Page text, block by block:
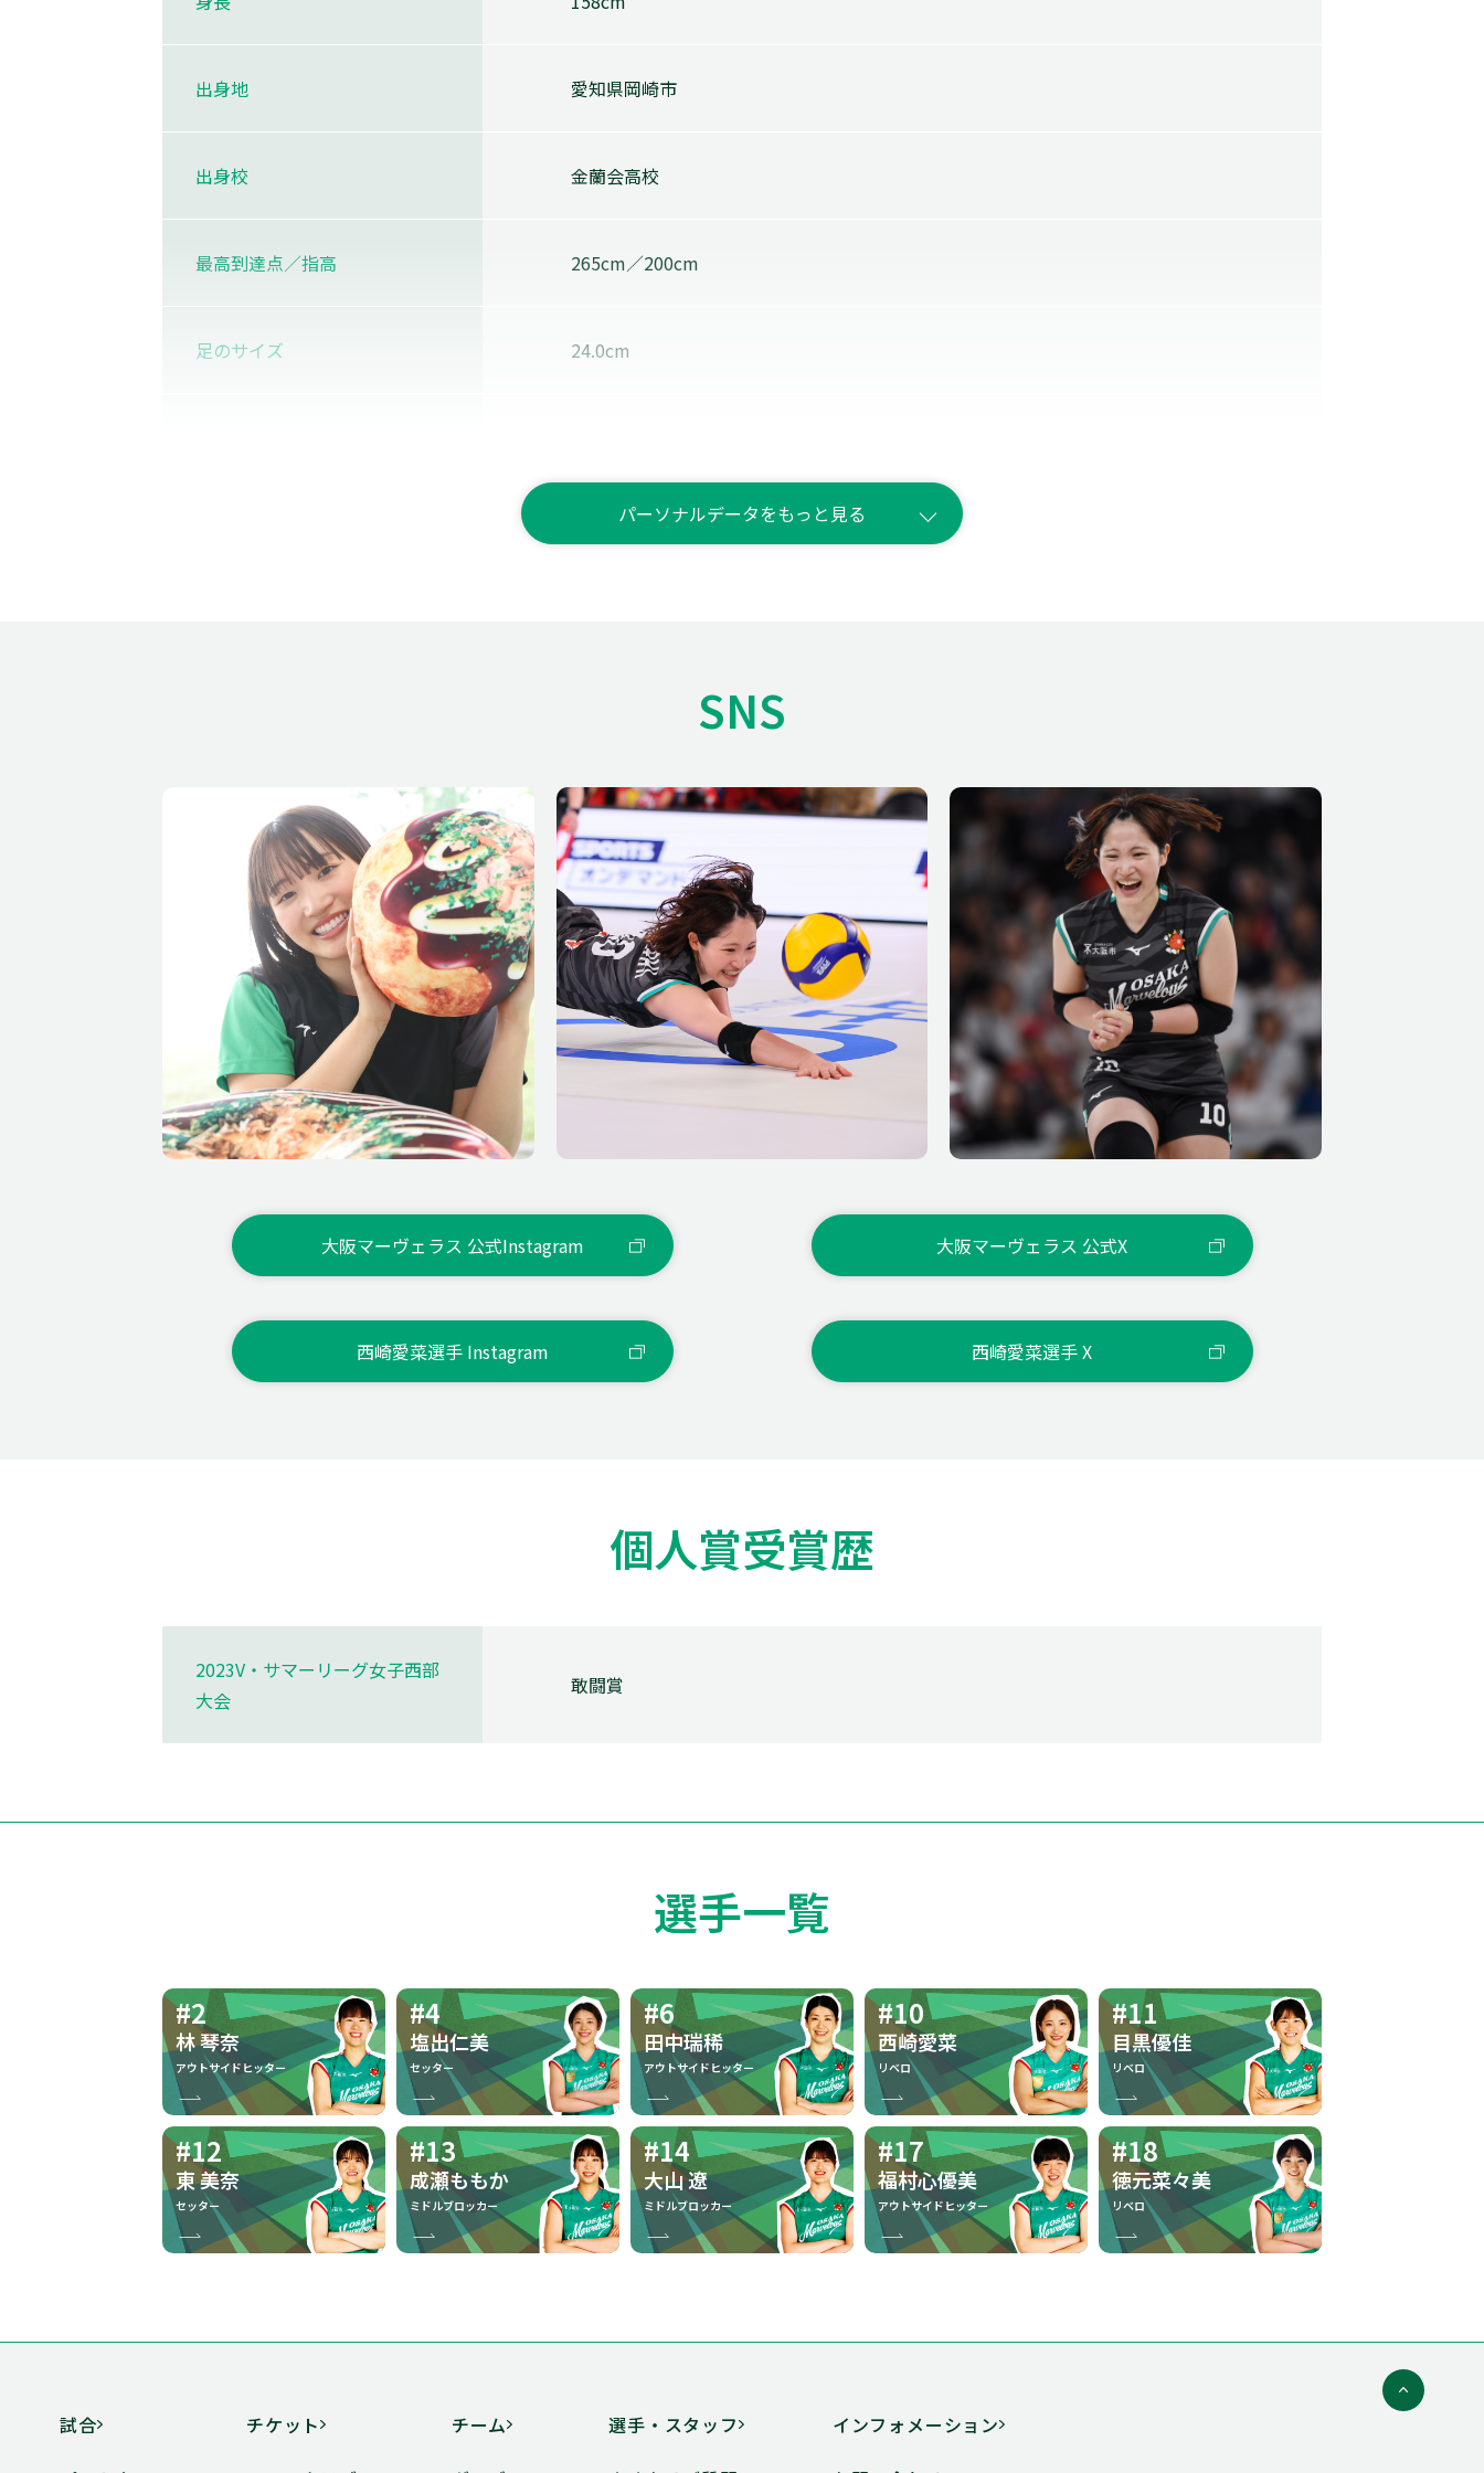
出身地 愛知県岡崎市
出身校 金蘭会高校
最高到達点／指高 265cm／200cm
足のサイズ 24.0cm
姉がやっていたから
バレーボール人生で思い出に残
っている試合
2023-24 V.LEAGUE DIVISION1 準優勝
得意なプレー・セールスポイン
レシーブ、読む力
ゲン担ぎ・ジンクス おいしいものを食べる
試合中に心がけていること
ユニフォームが一人だけ違う
選手として心がけていること 感謝の気持ちを忘れないこと
みんな
大阪マーヴェラスの魅力
好きなチームグッズ
自分にとってバレーボールとは 大切なもの
ファンの方に言われてうれしい
言葉
褒められると喜びます
大阪のよいところ おいしいものがたくさんある
出没スポット 阪急西宮ガーデンズ
幸せだと感じる瞬間 家族や友達といるとき
パーソナルデータをもっと見る
SNS
大阪マーヴェラス 公式Instagram 大阪マーヴェラス 公式X
西崎愛菜選手 Instagram 西崎愛菜選手 X
個人賞受賞歴
2023V・サマーリーグ女子西部
大会
敢闘賞
選手一覧
#2
林 琴奈
アウトサイドヒッター
#4
塩出仁美
セッター
#6
田中瑞稀
アウトサイドヒッター
#10
西崎愛菜
リベロ
#11
目黒優佳
リベロ
#12
東 美奈
セッター
#13
成瀬ももか
ミドルブロッカー
#14
大山 遼
ミドルブロッカー
#17
福村心優美
アウトサイドヒッター
#18
徳元菜々美
リベロ
試合 チケット チーム 選手・スタッフ インフォメーション